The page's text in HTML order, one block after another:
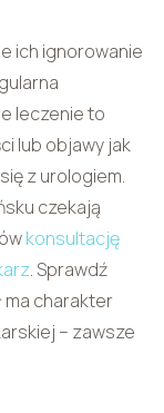
ich ignorowanie
leczenie to
lub objawy jak
z urologiem.
czekają
konsultację
. Sprawdź
ma charakter
– zawsze